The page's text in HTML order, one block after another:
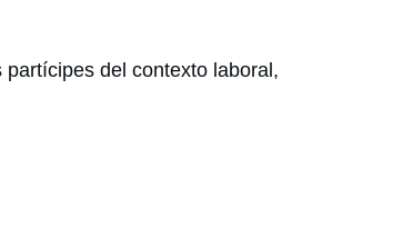
del contexto laboral,